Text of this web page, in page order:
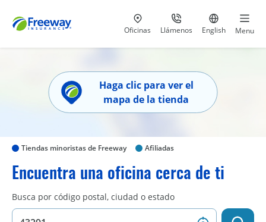
Visita nuestras
Oficinas Llámenos
al 800-441-5533
Ir al sitio
English Menu
Encuentra una oficina cerca de ti
Busca por código postal, ciudad o estado
Haga clic para ver el
mapa de la tienda
Tiendas minoristas de Freeway Afiliadas